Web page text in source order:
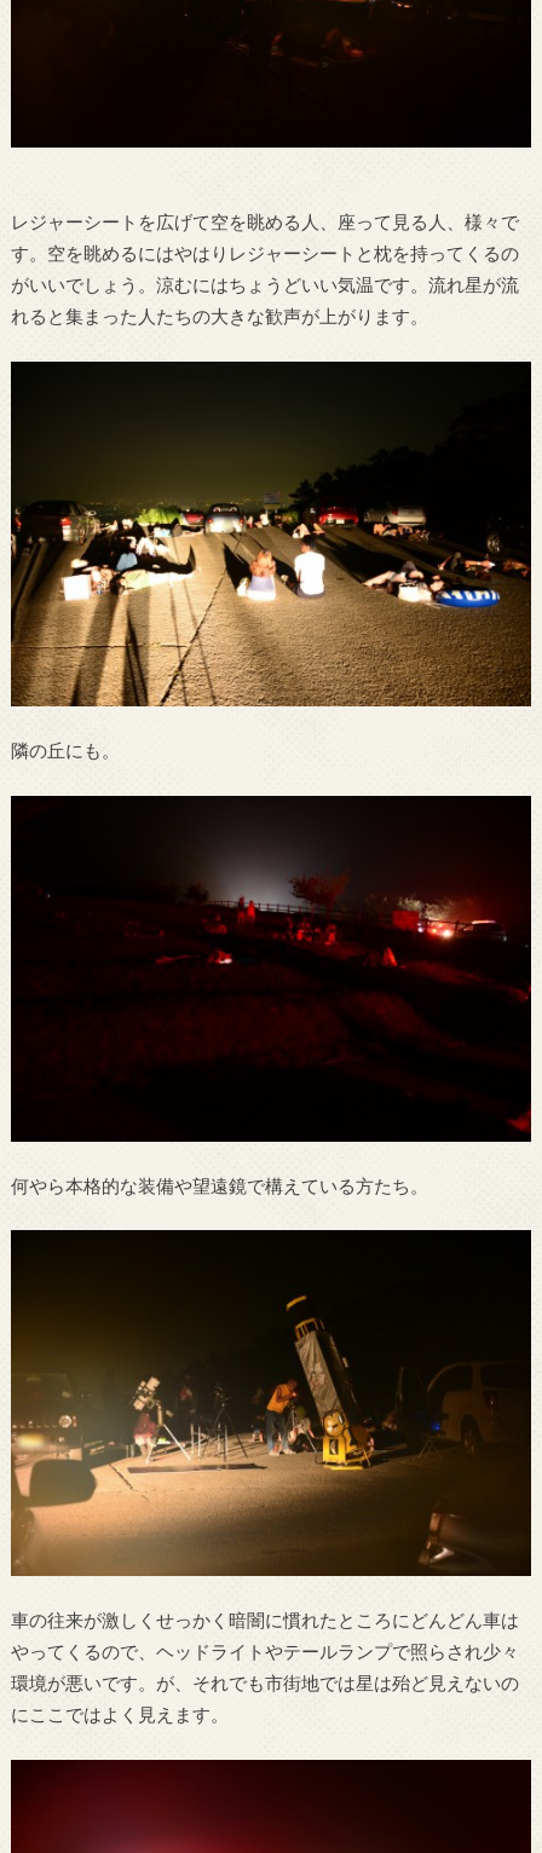
レジャーシートを広げて空を眺める人、座って見る人、様々で
す。空を眺めるにはやはりレジャーシートと枕を持ってくるの
がいいでしょう。涼むにはちょうどいい気温です。流れ星が流
れると集まった人たちの大きな歓声が上がります。
隣の丘にも。
何やら本格的な装備や望遠鏡で構えている方たち。
車の往来が激しくせっかく暗闇に慣れたところにどんどん車は
やってくるので、ヘッドライトやテールランプで照らされ少々
環境が悪いです。が、それでも市街地では星は殆ど見えないの
にここではよく見えます。